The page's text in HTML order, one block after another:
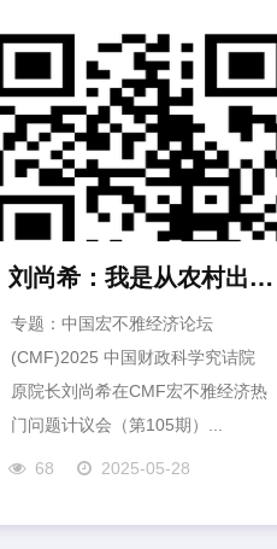
刘尚希：我是从农村出来的，农民并不思当农民
专题：中国宏不雅经济论坛
(CMF)2025 中国财政科学究诘院
原院长刘尚希在CMF宏不雅经济热
门问题计议会（第105期）...
68 2025-05-28